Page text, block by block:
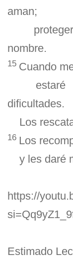
aman;
nombre.
15 Cuando
estaré
dificultades.
Los
16 Los
y les daré
https://
Estimado